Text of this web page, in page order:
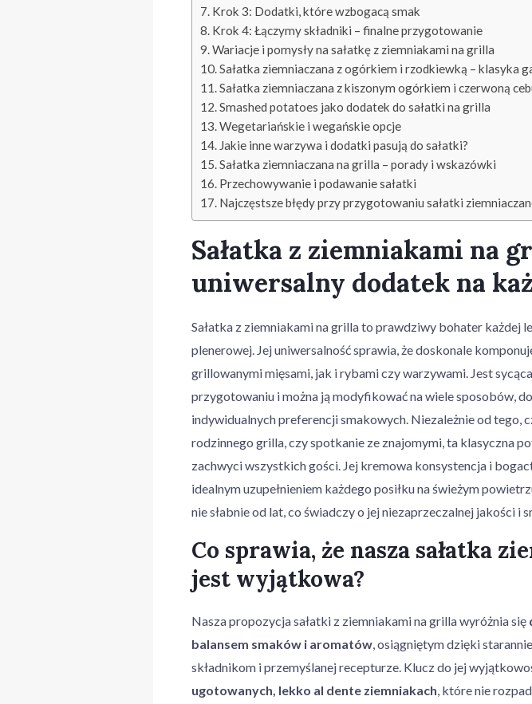
Krok 3: Dodatki, które wzbogacą smak
Krok 4: Łączymy składniki – finalne przygotowanie
Wariacje i pomysły na sałatkę z ziemniakami na grilla
Sałatka ziemniaczana z ogórkiem i rzodkiewką – klasyka
Sałatka ziemniaczana z kiszonym ogórkiem i czerwoną
Smashed potatoes jako dodatek do sałatki na grilla
Wegetariańskie i wegańskie opcje
Jakie inne warzywa i dodatki pasują do sałatki?
Sałatka ziemniaczana na grilla – porady i wskazówki
Przechowywanie i podawanie sałatki
Najczęstsze błędy przy przygotowaniu sałatki
Sałatka z ziemniakami na
uniwersalny dodatek na
Sałatka z ziemniakami na grilla to prawdziwy bohater każdej
plenerowej. Jej uniwersalność sprawia, że doskonale
grillowanymi mięsami, jak i rybami czy warzywami. Jest
przygotowaniu i można ją modyfikować na wiele sposobów,
indywidualnych preferencji smakowych. Niezależnie od tego,
rodzinnego grilla, czy spotkanie ze znajomymi, ta klasyczna
zachwyci wszystkich gości. Jej kremowa konsystencja i
idealnym uzupełnieniem każdego posiłku na świeżym
nie słabnie od lat, co świadczy o jej niezaprzeczalnej jakości i
Co sprawia, że nasza sałatka
jest wyjątkowa?
Nasza propozycja sałatki z ziemniakami na grilla wyróżnia się
balansem smaków i aromatów, osiągniętym dzięki
składnikom i przemyślanej recepturze. Klucz do jej
ugotowanych, lekko al dente ziemniakach, które nie